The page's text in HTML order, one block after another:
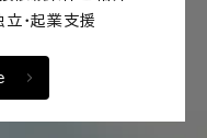
立・起業支援